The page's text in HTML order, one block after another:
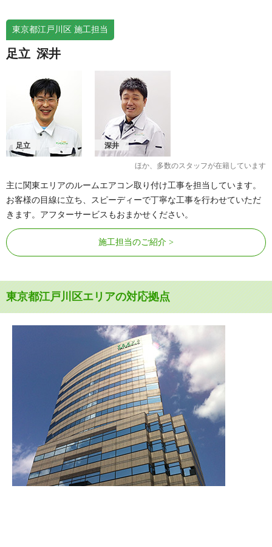
東京都江戸川区 施工担当
足立 深井
足立 深井
ほか、多数のスタッフが在籍しています
主に関東エリアのルームエアコン取り付け工事を担当しています。
お客様の目線に立ち、スピーディーで丁寧な工事を行わせていただ
きます。アフターサービスもおまかせください。
施工担当のご紹介
東京都江戸川区エリアの対応拠点